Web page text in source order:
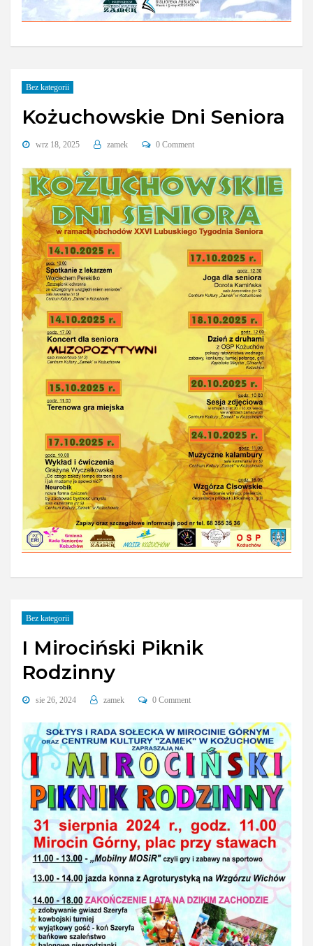
Bez kategorii
Kożuchowskie Dni Seniora
wrz 18, 2025 zamek 0 Comment
Bez kategorii
I Mirociński Piknik
Rodzinny
sie 26, 2024 zamek 0 Comment